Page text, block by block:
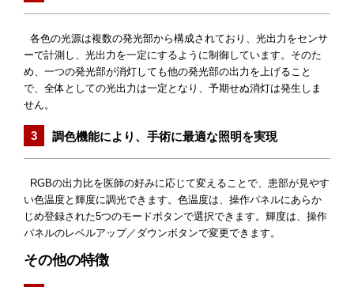
各色の光源は複数の発光部から構成されており、光出力をセンサ
ーで計測し、光出力を一定にするように制御しています。そのた
め、一つの発光部が消灯しても他の発光部の出力を上げること
で、全体としての光出力は一定となり、予期せぬ消灯は発生しま
せん。
調色機能により、手術に最適な照明を実現
RGBの出力比を医師の好みに応じて変えることで、患部が見やす
い色温度と輝度に調光できます。色温度は、操作パネルにあらか
じめ登録された5つのモードボタンで選択できます。輝度は、操作
パネルのレベルアップ／ダウンボタンで変更できます。
その他の特徴